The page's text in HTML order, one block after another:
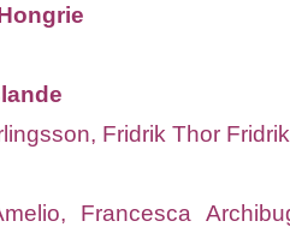
Fridrik Thor
Francesca